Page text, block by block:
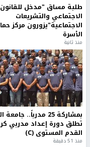
طلبة مساق "مدخل للقانون
الاجتماعي والتشريعات
الاجتماعية"يزورون مركز
الأسرة
منذ ثانية
بمشاركة 25 مدرباً..
تطلق دورة إعداد مدربي
القدم المستوى (C)
منذ 51 دقيقة